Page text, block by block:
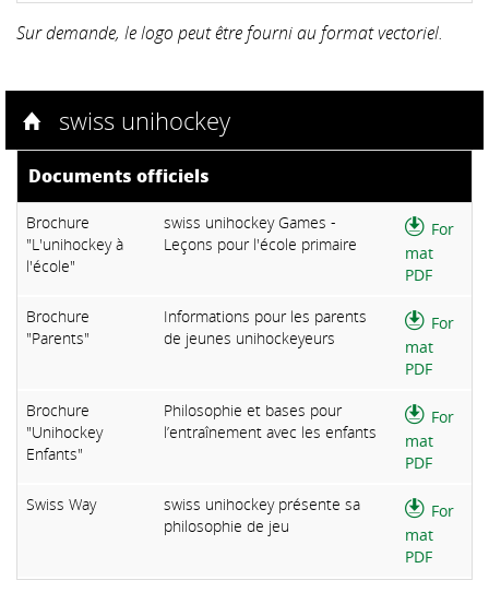
Sur demande, le logo peut être fourni au format vectoriel.
swiss unihockey
Documents officiels
Brochure
"L'unihockey à
l'école"
swiss unihockey Games -
Leçons pour l'école primaire
For
mat
PDF
Brochure
"Parents"
Informations pour les parents
de jeunes unihockeyeurs
For
mat
PDF
Brochure
"Unihockey
Enfants"
Philosophie et bases pour
l’entraînement avec les enfants
For
mat
PDF
Swiss Way
swiss unihockey présente sa
philosophie de jeu
For
mat
PDF